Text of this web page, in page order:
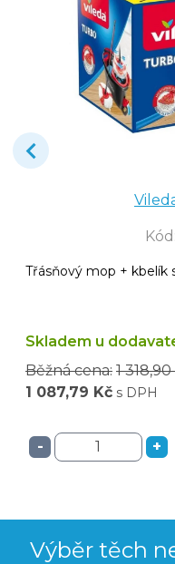
Kód
Třásňový mop + kbelík
Skladem u
Běžná cena: 1
1 087,79 Kč s DPH
- +
Výběr těch